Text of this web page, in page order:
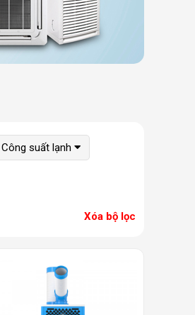
Công suất lạnh
Xóa bộ lọc